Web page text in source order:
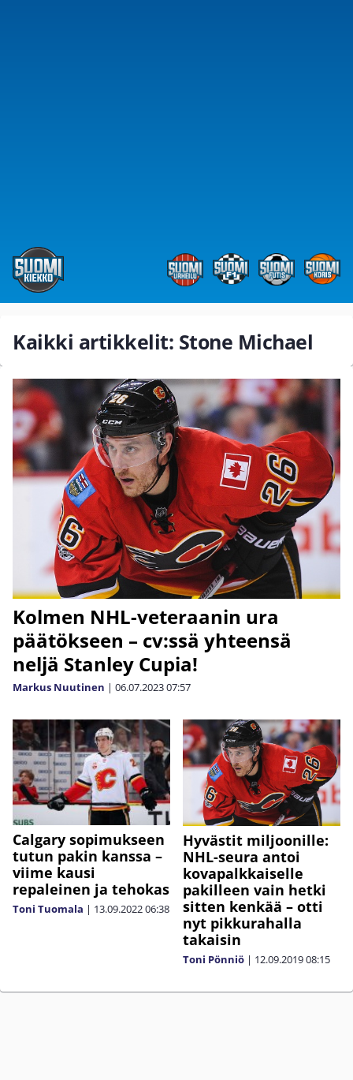
Kaikki artikkelit: Stone Michael
Kolmen NHL-veteraanin ura
päätökseen – cv:ssä yhteensä
neljä Stanley Cupia!
Markus Nuutinen | 06.07.202307:57
Calgary sopimukseen
tutun pakin kanssa –
viime kausi
repaleinen ja tehokas
Toni Tuomala | 13.09.202206:38
Hyvästit miljoonille:
NHL-seura antoi
kovapalkkaiselle
pakilleen vain hetki
sitten kenkää – otti
nyt pikkurahalla
takaisin
Toni Pönniö | 12.09.201908:15